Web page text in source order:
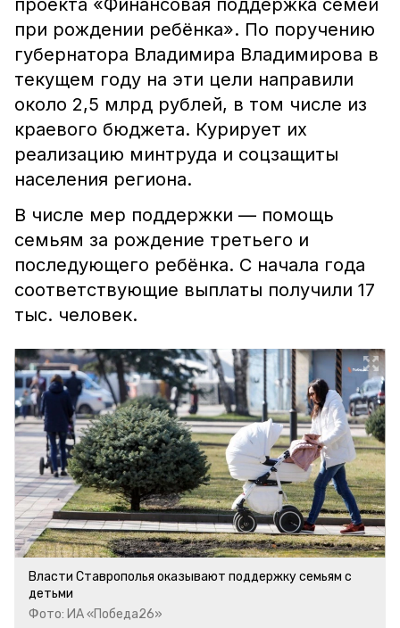
проекта «Финансовая поддержка семей
при рождении ребёнка». По поручению
губернатора Владимира Владимирова в
текущем году на эти цели направили
около 2,5 млрд рублей, в том числе из
краевого бюджета. Курирует их
реализацию минтруда и соцзащиты
населения региона.
В числе мер поддержки — помощь
семьям за рождение третьего и
последующего ребёнка. С начала года
соответствующие выплаты получили 17
тыс. человек.
Власти Ставрополья оказывают поддержку семьям с
детьми
Фото: ИА «Победа26»